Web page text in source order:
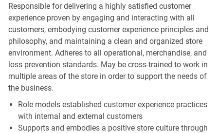
Responsible for delivering a highly satisfied customer
experience proven by engaging and interacting with all
customers, embodying customer experience principles and
philosophy, and maintaining a clean and organized store
environment. Adheres to all operational, merchandise, and
loss prevention standards. May be cross-trained to work in
multiple areas of the store in order to support the needs of
the business.
Role models established customer experience practices
with internal and external customers
Supports and embodies a positive store culture through